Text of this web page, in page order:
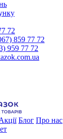
72
859 77 72
959 77 72
Блог Про нас